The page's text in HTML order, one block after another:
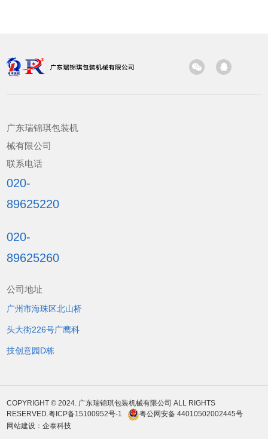
广东瑞锦琪包装机
械有限公司
联系电话
020-
89625220
020-
89625260
公司地址
广州市海珠区北山桥
头大街226号广鹰科
技创意园D栋
COPYRIGHT © 2024. 广东瑞锦琪包装机械有限公司 ALL RIGHTS
RESERVED.粤ICP备15100952号-1
粤公网安备 44010502002445号
网站建设 ：企泰科技